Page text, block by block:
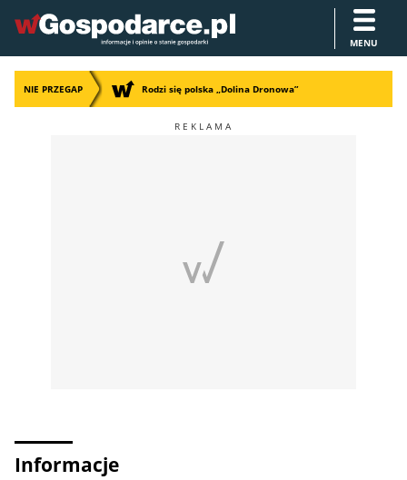
MENU
NIE PRZEGAP Rodzi się polska „Dolina Dronowa”
Informacje